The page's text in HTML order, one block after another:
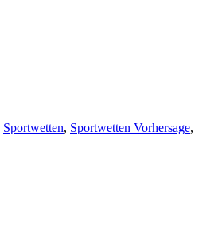
Sportwetten, Sportwetten Vorhersage,